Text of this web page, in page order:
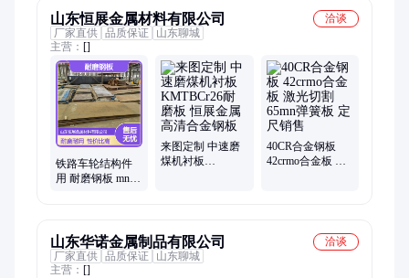
山东恒展金属材料有限公司
洽谈
厂家直供 品质保证
山东聊城
主营： []
铁路车轮结构件
用 耐磨钢板 mn13
来图定制 中速磨
煤机衬板
40CR合金钢板
42crmo合金板 激
山东华诺金属制品有限公司
洽谈
厂家直供 品质保证
山东聊城
主营： []